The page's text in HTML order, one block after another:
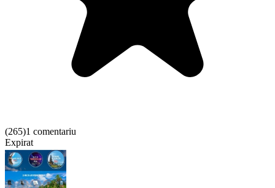
(265)1 comentariu
Expirat